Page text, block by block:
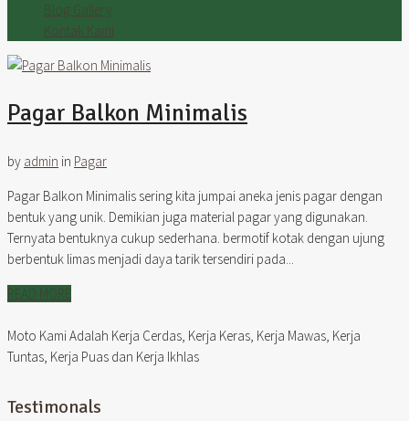
Blog Gallery
Kontak Kami
Pagar Balkon Minimalis
by admin in Pagar
Pagar Balkon Minimalis sering kita jumpai aneka jenis pagar dengan
bentuk yang unik. Demikian juga material pagar yang digunakan.
Ternyata bentuknya cukup sederhana. bermotif kotak dengan ujung
berbentuk limas menjadi daya tarik tersendiri pada...
READ MORE
Moto Kami Adalah Kerja Cerdas, Kerja Keras, Kerja Mawas, Kerja
Tuntas, Kerja Puas dan Kerja Ikhlas
Testimonals